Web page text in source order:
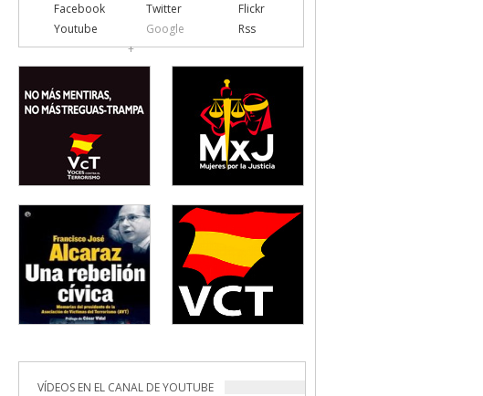
Facebook Twitter
Flickr
Youtube
Google
+
Rss
VÍDEOS EN EL CANAL DE YOUTUBE